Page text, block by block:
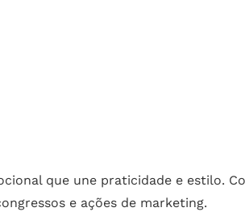
que une praticidade e estilo.
e ações de marketing.